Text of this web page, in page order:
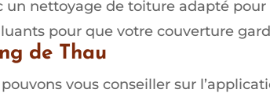
un nettoyage de toiture adapté
pour que votre couverture
de Thau
vous conseiller sur